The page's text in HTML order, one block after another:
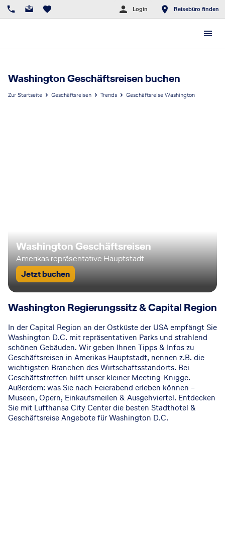
Login Reisebüro finden
Washington Geschäftsreisen buchen
Zur Startseite Geschäftsreisen Trends Geschäftsreise Washington
Washington Geschäftsreisen
Amerikas repräsentative Hauptstadt
Jetzt buchen
Washington Regierungssitz & Capital Region
In der Capital Region an der Ostküste der USA empfängt Sie
Washington D.C. mit repräsentativen Parks und strahlend
schönen Gebäuden. Wir geben Ihnen Tipps & Infos zu
Geschäftsreisen in Amerikas Hauptstadt, nennen z.B. die
wichtigsten Branchen des Wirtschaftsstandorts. Bei
Geschäftstreffen hilft unser kleiner Meeting-Knigge.
Außerdem: was Sie nach Feierabend erleben können –
Museen, Opern, Einkaufsmeilen & Ausgehviertel. Entdecken
Sie mit Lufthansa City Center die besten Stadthotel &
Geschäftsreise Angebote für Washington D.C.